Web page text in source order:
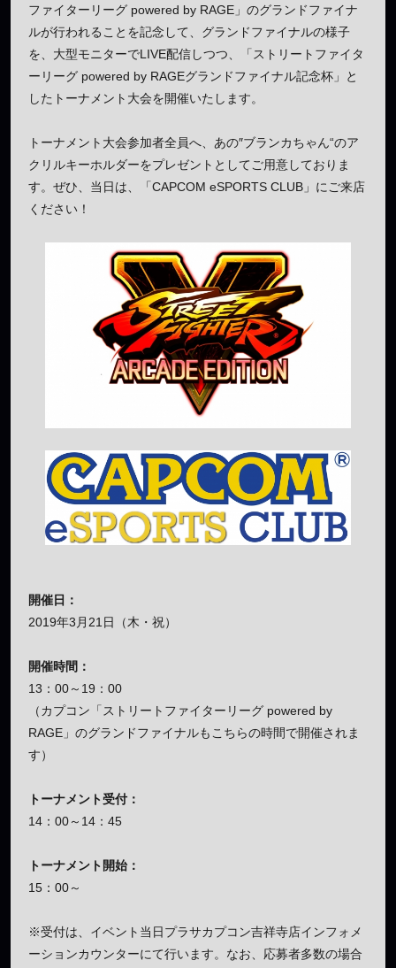
ファイターリーグ powered by RAGE」のグランドファイナ
ルが行われることを記念して、グランドファイナルの様子
を、大型モニターでLIVE配信しつつ、「ストリートファイタ
ーリーグ powered by RAGEグランドファイナル記念杯」と
したトーナメント大会を開催いたします。
トーナメント大会参加者全員へ、あの″ブランカちゃん“のア
クリルキーホルダーをプレゼントとしてご用意しておりま
す。ぜひ、当日は、「CAPCOM eSPORTS CLUB」にご来店
ください！
開催日：
2019年3月21日（木・祝）
開催時間：
13：00～19：00
（カプコン「ストリートファイターリーグ powered by
RAGE」のグランドファイナルもこちらの時間で開催されま
す）
トーナメント受付：
14：00～14：45
トーナメント開始：
15：00～
※受付は、イベント当日プラサカプコン吉祥寺店インフォメ
ーションカウンターにて行います。なお、応募者多数の場合